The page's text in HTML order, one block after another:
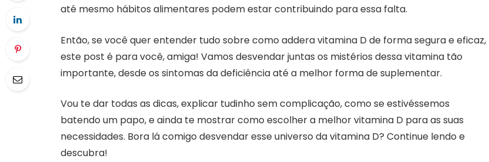
até mesmo hábitos alimentares podem estar contribuindo para essa falta.
Então, se você quer entender tudo sobre como addera vitamina D de forma segura e eficaz,
este post é para você, amiga! Vamos desvendar juntas os mistérios dessa vitamina tão
importante, desde os sintomas da deficiência até a melhor forma de suplementar.
Vou te dar todas as dicas, explicar tudinho sem complicação, como se estivéssemos
batendo um papo, e ainda te mostrar como escolher a melhor vitamina D para as suas
necessidades. Bora lá comigo desvendar esse universo da vitamina D? Continue lendo e
descubra!